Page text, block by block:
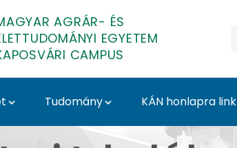
AGRÁR- ÉS
EGYETEM
CAMPUS
Tudomány KÁN honlapra link